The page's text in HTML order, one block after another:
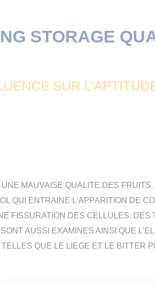
SUR
STORAGE
MAUVAISE QUALITE DES
QUI ENTRAINE L'APPARITION DE
FISSURATION DES CELLULES. DES
AUSSI EXAMINES AINSI QUE
QUE LE LIEGE ET LE BITTER